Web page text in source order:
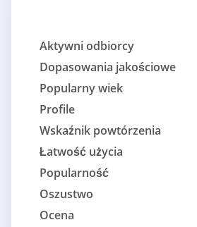
Aktywni odbiorcy
Dopasowania jakościowe
Popularny wiek
Profile
Wskaźnik powtórzenia
Łatwość użycia
Popularność
Oszustwo
Ocena